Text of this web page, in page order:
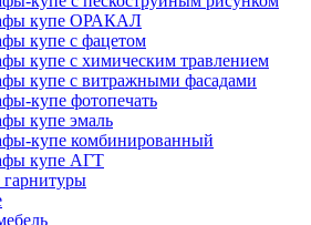
купе ОРАКАЛ
купе с фацетом
купе с химическим травлением
купе с витражными фасадами
купе фотопечать
купе эмаль
купе комбинированный
купе АГТ